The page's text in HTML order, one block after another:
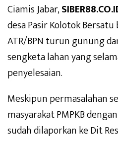
Ciamis Jabar,
desa Pasir Kolotok
ATR/BPN turun gunung
sengketa lahan yang
penyelesaian.
Meskipun permasalahan
masyarakat PMPKB
sudah dilaporkan ke Dit